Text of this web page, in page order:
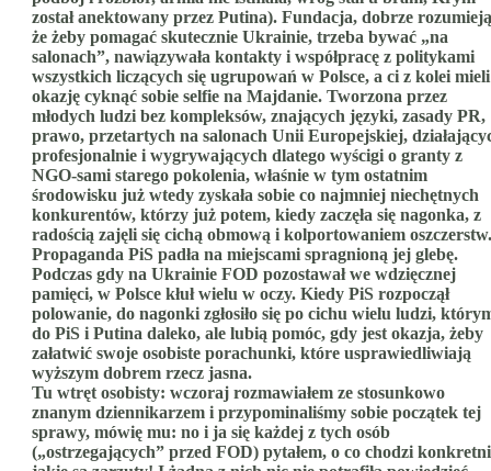
został anektowany przez Putina). Fundacja, dobrze
że żeby pomagać skutecznie Ukrainie, trzeba bywać „na
salonach”, nawiązywała kontakty i współpracę z politykami
wszystkich liczących się ugrupowań w Polsce, a ci z kolei mieli
okazję cyknąć sobie selfie na Majdanie. Tworzona przez
młodych ludzi bez kompleksów, znających języki, zasady PR,
prawo, przetartych na salonach Unii Europejskiej,
profesjonalnie i wygrywających dlatego wyścigi o granty z
NGO-sami starego pokolenia, właśnie w tym ostatnim
środowisku już wtedy zyskała sobie co najmniej niechętnych
konkurentów, którzy już potem, kiedy zaczęła się nagonka, z
radością zajęli się cichą obmową i kolportowaniem oszczerstw.
Propaganda PiS padła na miejscami spragnioną jej glebę.
Podczas gdy na Ukrainie FOD pozostawał we wdzięcznej
pamięci, w Polsce kłuł wielu w oczy. Kiedy PiS rozpoczął
polowanie, do nagonki zgłosiło się po cichu wielu ludzi,
do PiS i Putina daleko, ale lubią pomóc, gdy jest okazja, żeby
załatwić swoje osobiste porachunki, które usprawiedliwiają
wyższym dobrem rzecz jasna.
Tu wtręt osobisty: wczoraj rozmawiałem ze stosunkowo
znanym dziennikarzem i przypominaliśmy sobie początek tej
sprawy, mówię mu: no i ja się każdej z tych osób
(„ostrzegających” przed FOD) pytałem, o co chodzi